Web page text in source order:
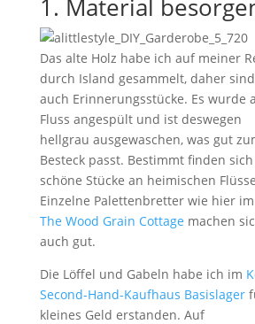
1. Material
Das alte Holz habe ich auf meiner
durch Island gesammelt, daher
auch Erinnerungsstücke. Es wurde
Fluss angespült und ist deswegen
hellgrau ausgewaschen, was gut
Besteck passt. Bestimmt finden
schöne Stücke an heimischen
Einzelne Palettenbretter wie hier
The Wood Grain Cottage machen
auch gut.
Die Löffel und Gabeln habe ich im
Second-Hand-Kaufhaus Basislager
kleines Geld erstanden. Auf